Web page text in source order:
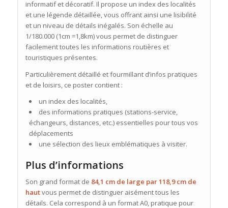
informatif et décoratif. Il propose un index des localités
et une légende détaillée, vous offrant ainsi une lisibilité
et un niveau de détails inégalés. Son échelle au
1/180.000 (1cm =1,8km) vous permet de distinguer
facilement toutes les informations routières et
touristiques présentes.
Particulièrement détaillé et fourmillant d’infos pratiques
et de loisirs, ce poster contient :
un index des localités,
des informations pratiques (stations-service,
échangeurs, distances, etc.) essentielles pour tous vos
déplacements
une sélection des lieux emblématiques à visiter.
Plus d’informations
Son grand format de 84,1 cm de large par 118,9 cm de
hautvous permet de distinguer aisément tous les
détails. Cela correspond à un format A0, pratique pour